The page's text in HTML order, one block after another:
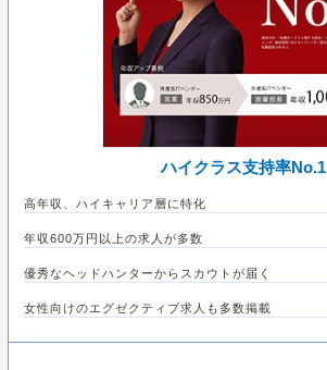
ハイクラス支持率No.1
高年収、ハイキャリア層に特化
年収600万円以上の求人が多数
優秀なヘッドハンターからスカウトが届く
女性向けのエグゼクティブ求人も多数掲載